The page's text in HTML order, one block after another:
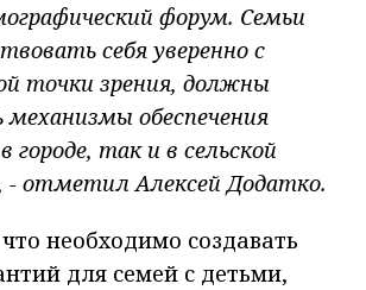
форум. Семьи
себя уверенно с
точки зрения, должны
обеспечения
городе, так и в сельской
- отметил Алексей Додатко.
необходимо создавать
для семей с детьми,